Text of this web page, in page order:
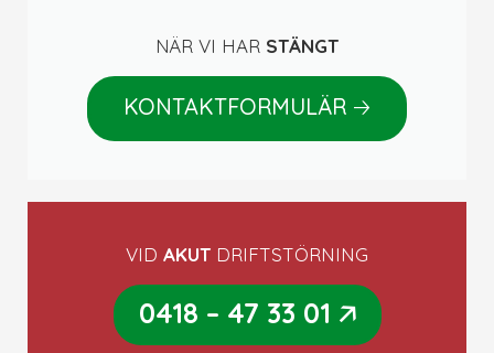
NÄR VI HAR STÄNGT
KONTAKTFORMULÄR 🡢
VID AKUT DRIFTSTÖRNING
0418 – 47 33 01 🡥